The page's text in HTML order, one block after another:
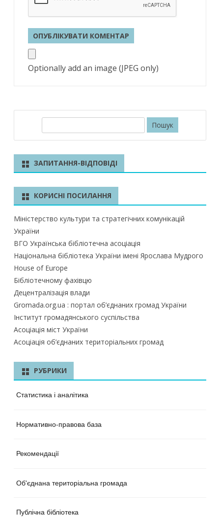
Optionally add an image (JPEG only)
к
ЗАПИТАННЯ-ВІДПОВІДІ
КОРИСНІ ПОСИЛАННЯ
Міністерство культури та стратегічних комунікацій
України
ВГО Українська бібліотечна асоціація
Національна бібліотека України імені Ярослава Мудрого
House of Europe
Бібліотечному фахівцю
Децентралізація влади
Gromada.org.ua : портал об’єднаних громад України
Інститут громадянського суспільства
Асоціація міст України
Асоціація об’єднаних територіальних громад
РУБРИКИ
Статистика і аналітика
Нормативно-правова база
Рекомендації
Об'єднана територіальна громада
Публічна бібліотека